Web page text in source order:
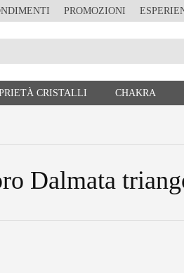
PROMOZIONI
CRISTALLI CHAKRA
Dalmata